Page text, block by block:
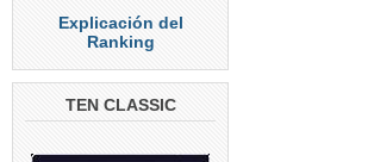
Explicación del
Ranking
TEN CLASSIC